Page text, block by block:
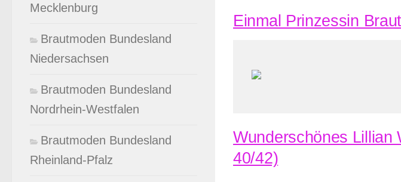
Einmal Prinzessin
Wunderschönes Lillian
40/42)
Mecklenburg
Brautmoden Bundesland
Niedersachsen
Brautmoden Bundesland
Nordrhein-Westfalen
Brautmoden Bundesland
Rheinland-Pfalz